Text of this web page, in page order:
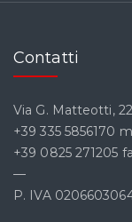
Contatti
Via G. Matteotti,
+39 335 5856170
+39 0825 271205
—
P. IVA